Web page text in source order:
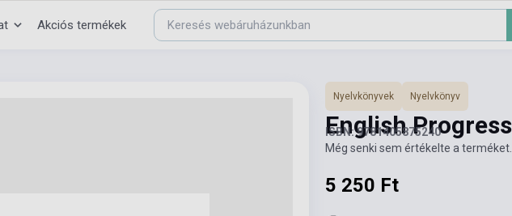
Akciós termékek
Nyelvkönyvek Nyelvkönyv
English
ISBN: 9781405875240
Még senki sem értékelte a
5 250 Ft